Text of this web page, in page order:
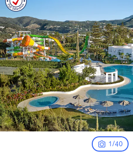
1/40